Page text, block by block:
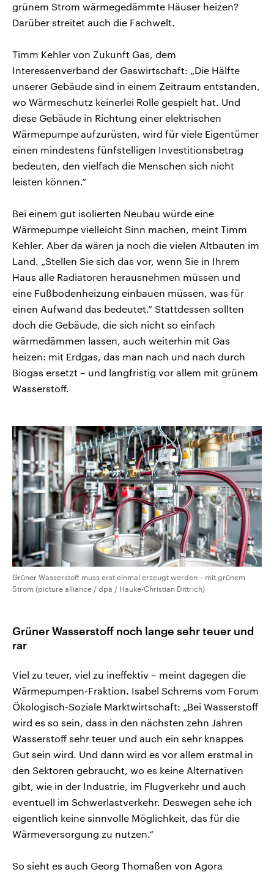
grünem Strom wärmegedämmte Häuser heizen?
Darüber streitet auch die Fachwelt.
Timm Kehler von Zukunft Gas, dem
Interessenverband der Gaswirtschaft: „Die Hälfte
unserer Gebäude sind in einem Zeitraum entstanden,
wo Wärmeschutz keinerlei Rolle gespielt hat. Und
diese Gebäude in Richtung einer elektrischen
Wärmepumpe aufzurüsten, wird für viele Eigentümer
einen mindestens fünfstelligen Investitionsbetrag
bedeuten, den vielfach die Menschen sich nicht
leisten können.“
Bei einem gut isolierten Neubau würde eine
Wärmepumpe vielleicht Sinn machen, meint Timm
Kehler. Aber da wären ja noch die vielen Altbauten im
Land. „Stellen Sie sich das vor, wenn Sie in Ihrem
Haus alle Radiatoren herausnehmen müssen und
eine Fußbodenheizung einbauen müssen, was für
einen Aufwand das bedeutet.“ Stattdessen sollten
doch die Gebäude, die sich nicht so einfach
wärmedämmen lassen, auch weiterhin mit Gas
heizen: mit Erdgas, das man nach und nach durch
Biogas ersetzt – und langfristig vor allem mit grünem
Wasserstoff.
Grüner Wasserstoff muss erst einmal erzeugt werden – mit grünem
Strom (picture alliance / dpa / Hauke-Christian Dittrich)
Grüner Wasserstoff noch lange sehr teuer und
rar
Viel zu teuer, viel zu ineffektiv – meint dagegen die
Wärmepumpen-Fraktion. Isabel Schrems vom Forum
Ökologisch-Soziale Marktwirtschaft: „Bei Wasserstoff
wird es so sein, dass in den nächsten zehn Jahren
Wasserstoff sehr teuer und auch ein sehr knappes
Gut sein wird. Und dann wird es vor allem erstmal in
den Sektoren gebraucht, wo es keine Alternativen
gibt, wie in der Industrie, im Flugverkehr und auch
eventuell im Schwerlastverkehr. Deswegen sehe ich
eigentlich keine sinnvolle Möglichkeit, das für die
Wärmeversorgung zu nutzen.“
So sieht es auch Georg Thomaßen von Agora